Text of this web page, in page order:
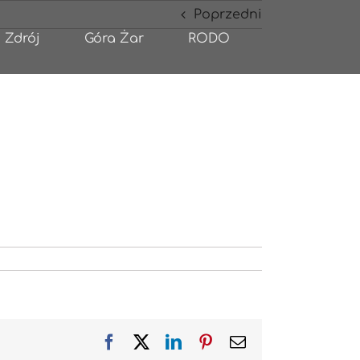
Zdrój Góra Żar RODO
Poprzedni
FacebookLinkedInPinterest
Email